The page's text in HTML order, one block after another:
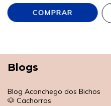
Blogs
Blog Aconchego dos Bichos
🐶 Cachorros